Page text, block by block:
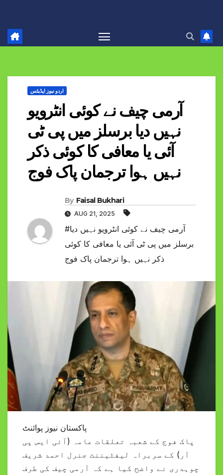
اردو نیوز اپڈیٹس
آرمی چیف نے کوئی انٹرویو
نہیں دیا برسلز میں پی ٹی
آئی یا معافی کا کوئی ذکر
نہیں ہوا ترجمان پاک فوج
By Faisal Bukhari
AUG 21, 2025
#آرمی چیف نے کوئی انٹرویو نہیں دیا
برسلز میں پی ٹی آئی یا معافی کا کوئی
ذکر نہیں ہوا ترجمان پاک فوج
پاکستان نیوز پوائنٹ
پاک فوج کے شعبہ تعلقات عامہ (آئی ایس پی
آر) کے سربراہ لیفٹیننٹ جنرل احمد شریف
چوہدری نے واضح کیا ہے کہ آرمی چیف کی طرف